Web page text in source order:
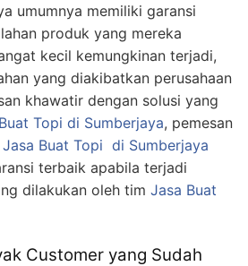
umumnya memiliki garansi
produk yang mereka
kecil kemungkinan terjadi,
yang diakibatkan perusahaan
khawatir dengan solusi yang
Topi di Sumberjaya, pemesan
Jasa Buat Topi di Sumberjaya
terbaik apabila terjadi
dilakukan oleh tim Jasa Buat
Customer yang Sudah